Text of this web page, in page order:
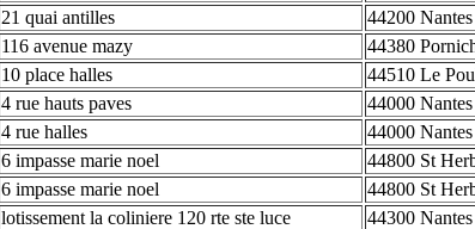
21 quai antilles
44200 Nantes
116 avenue mazy
44380
10 place halles
44510 Le
4 rue hauts paves
44000 Nantes
4 rue halles
44000 Nantes
6 impasse marie noel
44800 St
6 impasse marie noel
44800 St
lotissement la coliniere 120 rte ste luce
44300 Nantes